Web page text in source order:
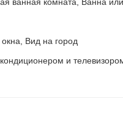
Вид на город
и